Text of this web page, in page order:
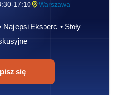
17:10 Warszawa
Eksperci • Stoły
się